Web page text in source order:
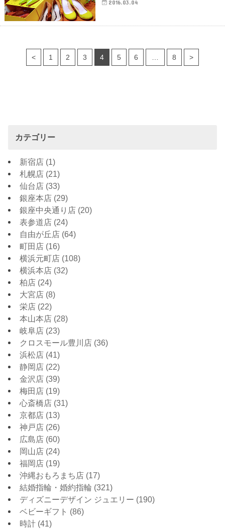
2016.03.04
< 1 2 3 4 5 6 … 8 >
カテゴリー
新宿店 (1)
札幌店 (21)
仙台店 (33)
銀座本店 (29)
銀座中央通り店 (20)
表参道店 (24)
自由が丘店 (64)
町田店 (16)
横浜元町店 (108)
横浜本店 (32)
柏店 (24)
大宮店 (8)
栄店 (22)
本山本店 (28)
岐阜店 (23)
クロスモール豊川店 (36)
浜松店 (41)
静岡店 (22)
金沢店 (39)
梅田店 (19)
心斎橋店 (31)
京都店 (13)
神戸店 (26)
広島店 (60)
岡山店 (24)
福岡店 (19)
沖縄おもろまち店 (17)
結婚指輪・婚約指輪 (321)
ディズニーデザイン ジュエリー (190)
ベビーギフト (86)
時計 (41)